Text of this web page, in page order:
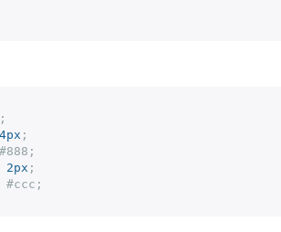
;
4px ;
#888;
2px ;
#ccc;